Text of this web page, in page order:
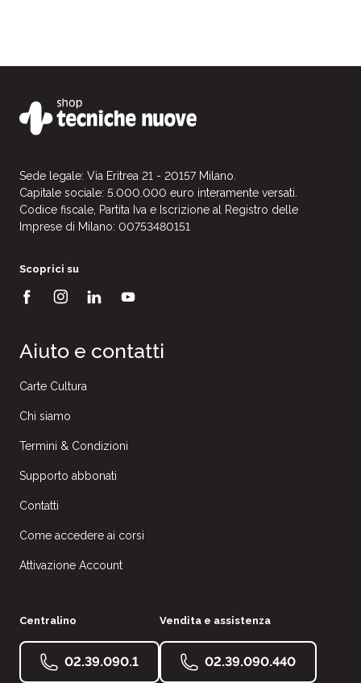
Sede legale: Via Eritrea 21 - 20157 Milano.
Capitale sociale: 5.000.000 euro interamente versati.
Codice fiscale, Partita Iva e Iscrizione al Registro delle
Imprese di Milano: 00753480151
Scoprici su
Aiuto e contatti
Carte Cultura
Chi siamo
Termini & Condizioni
Supporto abbonati
Contatti
Come accedere ai corsi
Attivazione Account
Centralino
02.39.090.1
Vendita e assistenza
02.39.090.440